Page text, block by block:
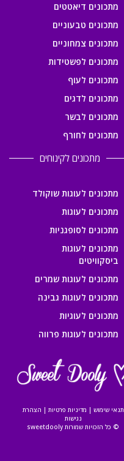
מתכונים דיאטטים
מתכונים טבעוניים
מתכונים צמחוניים
מתכונים לפשטידות
מתכונים לעוף
מתכונים לדגים
מתכונים לבשר
מתכונים לחורף
מתכונים לקינוחים
מתכונים לעוגות שוקולד
מתכונים לעוגות
מתכונים לסופגניות
מתכונים לעוגות
ביסקוויטים
מתכונים לעוגות שמרים
מתכונים לעוגות גבינה
מתכונים לעוגיות
מתכונים לעוגות פרווה
תנאי שימוש | מדיניות פרטיות | הצהרת
נגישות
© כל הזכויות שמורות sweetdooly